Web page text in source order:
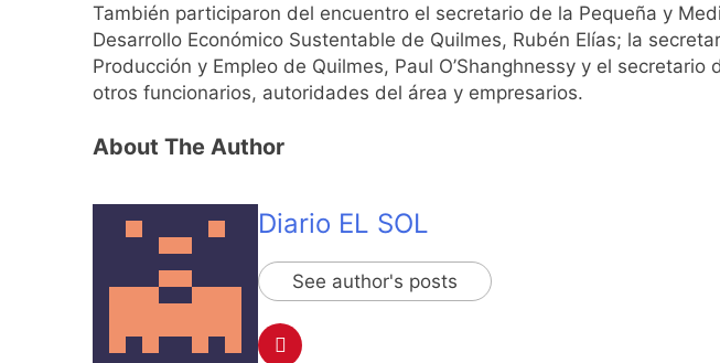
También participaron del encuentro el secretario de la Pequeña y
Desarrollo Económico Sustentable de Quilmes, Rubén Elías; la
Producción y Empleo de Quilmes, Paul O’Shanghnessy y el
otros funcionarios, autoridades del área y empresarios.
About The Author
Diario EL SOL
See author's posts